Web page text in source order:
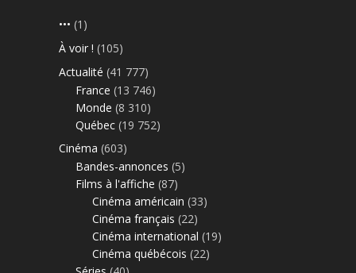
••• (1)
À voir ! (105)
Actualité (41 777)
France (13 746)
Monde (8 310)
Québec (19 752)
Cinéma (603)
Bandes-annonces (5)
Films à l'affiche (87)
Cinéma américain (33)
Cinéma français (22)
Cinéma international (19)
Cinéma québécois (22)